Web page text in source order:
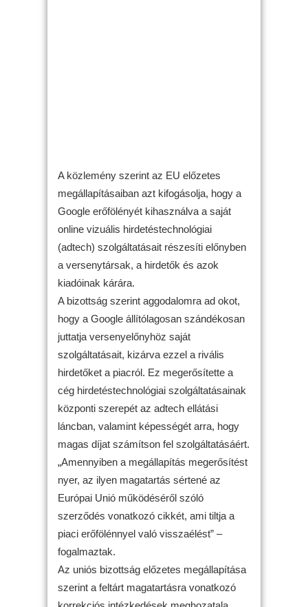
A közlemény szerint az EU előzetes
megállapításaiban azt kifogásolja, hogy a
Google erőfölényét kihasználva a saját
online vizuális hirdetéstechnológiai
(adtech) szolgáltatásait részesíti előnyben
a versenytársak, a hirdetők és azok
kiadóinak kárára.
A bizottság szerint aggodalomra ad okot,
hogy a Google állítólagosan szándékosan
juttatja versenyelőnyhöz saját
szolgáltatásait, kizárva ezzel a rivális
hirdetőket a piacról. Ez megerősítette a
cég hirdetéstechnológiai szolgáltatásainak
központi szerepét az adtech ellátási
láncban, valamint képességét arra, hogy
magas díjat számítson fel szolgáltatásáért.
„Amennyiben a megállapítás megerősítést
nyer, az ilyen magatartás sértené az
Európai Unió működéséről szóló
szerződés vonatkozó cikkét, ami tiltja a
piaci erőfölénnyel való visszaélést” –
fogalmaztak.
Az uniós bizottság előzetes megállapítása
szerint a feltárt magatartásra vonatkozó